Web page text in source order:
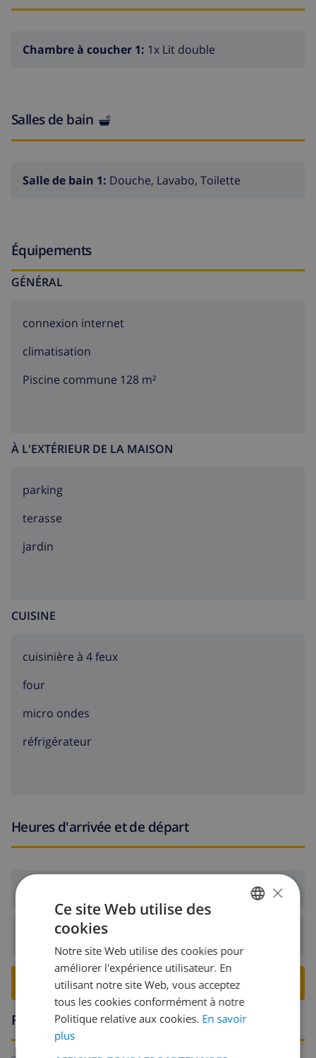
Chambre à coucher 1: 1x Lit double
Salles de bain
Salle de bain 1: Douche, Lavabo, Toilette
Équipements
GÉNÉRAL
connexion internet
climatisation
Piscine commune 128 m²
À L'EXTÉRIEUR DE LA MAISON
parking
terasse
jardin
CUISINE
cuisinière à 4 feux
four
micro ondes
réfrigérateur
Heures d'arrivée et de départ
Départ:
RESERVER CETTE VILLA ›
Région
DUTCH
SPANISH
GERMAN
×
Ce site Web utilise des
cookies
Notre site Web utilise des cookies pour
améliorer l'expérience utilisateur. En
utilisant notre site Web, vous acceptez
tous les cookies conformément à notre
Politique relative aux cookies. En savoir
plus